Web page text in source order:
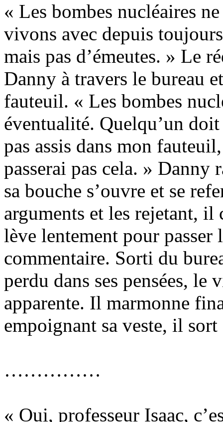
« Les bombes nucléaires
vivons avec depuis
mais pas d’émeutes. » Le
Danny à travers le bureau
fauteuil. « Les bombes
éventualité. Quelqu’un
pas assis dans mon
passerai pas cela. » Danny
sa bouche s’ouvre et se
arguments et les rejetant,
lève lentement pour passer
commentaire. Sorti du
perdu dans ses pensées, le
apparente. Il marmonne
empoignant sa veste, il
……………
« Oui, professeur Isaac,